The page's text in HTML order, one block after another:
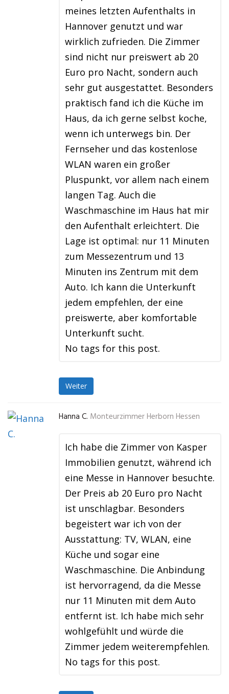
meines letzten Aufenthalts in
Hannover genutzt und war
wirklich zufrieden. Die Zimmer
sind nicht nur preiswert ab 20
Euro pro Nacht, sondern auch
sehr gut ausgestattet. Besonders
praktisch fand ich die Küche im
Haus, da ich gerne selbst koche,
wenn ich unterwegs bin. Der
Fernseher und das kostenlose
WLAN waren ein großer
Pluspunkt, vor allem nach einem
langen Tag. Auch die
Waschmaschine im Haus hat mir
den Aufenthalt erleichtert. Die
Lage ist optimal: nur 11 Minuten
zum Messezentrum und 13
Minuten ins Zentrum mit dem
Auto. Ich kann die Unterkunft
jedem empfehlen, der eine
preiswerte, aber komfortable
Unterkunft sucht.
No tags for this post.
Weiter
Hanna C. Monteurzimmer Herborn Hessen
Ich habe die Zimmer von Kasper
Immobilien genutzt, während ich
eine Messe in Hannover besuchte.
Der Preis ab 20 Euro pro Nacht
ist unschlagbar. Besonders
begeistert war ich von der
Ausstattung: TV, WLAN, eine
Küche und sogar eine
Waschmaschine. Die Anbindung
ist hervorragend, da die Messe
nur 11 Minuten mit dem Auto
entfernt ist. Ich habe mich sehr
wohlgefühlt und würde die
Zimmer jedem weiterempfehlen.
No tags for this post.